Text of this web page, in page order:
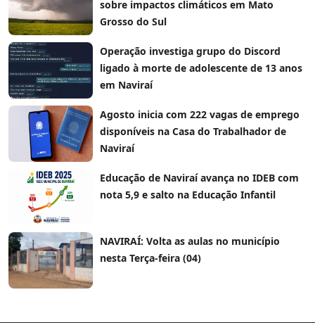
sobre impactos climáticos em Mato
Grosso do Sul
Operação investiga grupo do Discord
ligado à morte de adolescente de 13 anos
em Naviraí
Agosto inicia com 222 vagas de emprego
disponíveis na Casa do Trabalhador de
Naviraí
Educação de Naviraí avança no IDEB com
nota 5,9 e salto na Educação Infantil
NAVIRAÍ: Volta as aulas no município
nesta Terça-feira (04)